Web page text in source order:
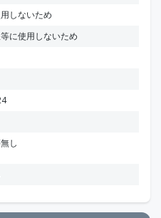
しないため
に使用しないため
し